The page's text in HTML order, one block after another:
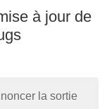
à jour de
la sortie